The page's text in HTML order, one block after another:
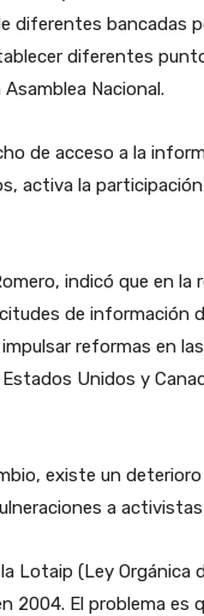
diferentes bancadas
diferentes
Nacional.
de acceso a la
activa la
indicó que en
de información
reformas en
Unidos y
existe un
a
Lotaip (Ley Orgánica
2004. El problema